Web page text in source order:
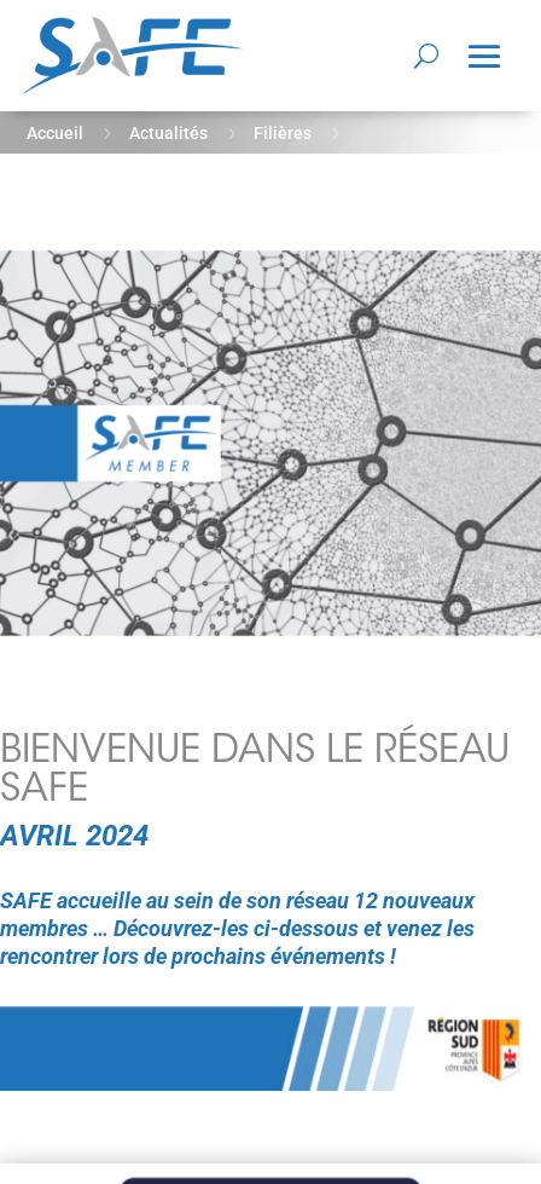
Accueil 5 Actualités 5 Filières
BIENVENUE DANS LE RÉSEAU
SAFE
AVRIL 2024
SAFE accueille au sein de son réseau 12 nouveaux
membres … Découvrez-les ci-dessous et venez les
rencontrer lors de prochains événements !